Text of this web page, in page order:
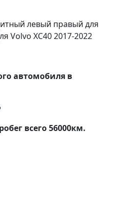
левый правый для
Volvo XC40 2017-2022
автомобиля в
всего 56000км.